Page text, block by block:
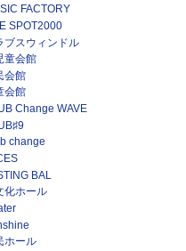
FACTORY
SPOT2000
ブスウィンドル
童会館
会館
会館
Change WAVE
change
BAL
化ホール
ホール